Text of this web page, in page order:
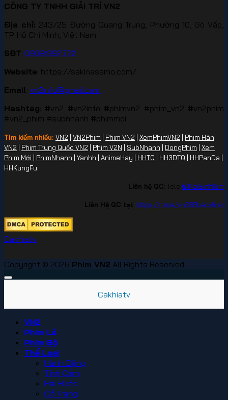
CÔNG TY TNHH GIẢI TRÍ VN2
Địa chỉ: 243/25 Đường Quang Trung, Phường 10, Gò Vấp,
TP. Hồ Chí Minh, Việt Nam
SĐT 0908.992.722
Website : https://sakinasamo.com/
Email vn2info@gmail.com
Hashtag : #vn2 #vn2info #phimvn2 #phim_vn2 #vn2phim
#vn2_phim #subnhanh #phimmoi
Tìm kiếm nhiều: VN2 | VN2Phim | Phim VN2 | XemPhimVN2 | Phim Hàn
VN2 | Phim Trung Quốc VN2 | Phim V2N | SubNhanh | DongPhim | Xem
Phim Mới | PhimNhanh | Yanhh | AnimeHay | HHTQ | HH3DTQ | HHPanDa |
HHKungFu
Liên hệ QC: Tele @MaiBinhKim
Liên Hệ QC tại: https://t.me/vn369backlink
Cakhiatv
Copyright © 2026 Phim VN2 All Rights Reserved
Cakhiatv
VN2
Phim Lẻ
Phim Bộ
Thể Loại
Hành Động
Tình Cảm
Hài Hước
Cổ Trang